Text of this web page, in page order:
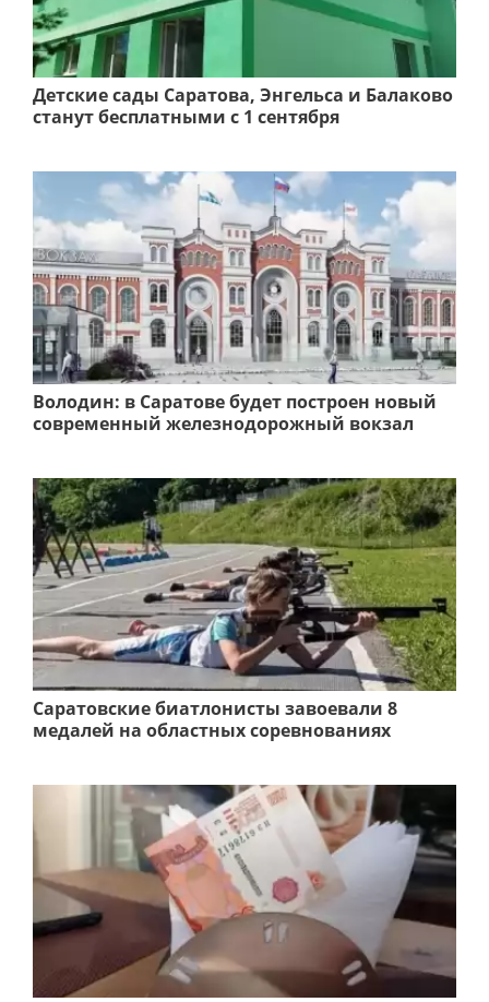
Детские сады Саратова, Энгельса и Балаково
станут бесплатными с 1 сентября
Володин: в Саратове будет построен новый
современный железнодорожный вокзал
Саратовские биатлонисты завоевали 8
медалей на областных соревнованиях